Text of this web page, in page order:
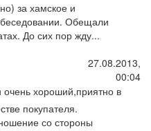
за хамское и
Обещали
До сих пор жду...
27.08.2013,
00:04
хороший,приятно в
покупателя.
со стороны